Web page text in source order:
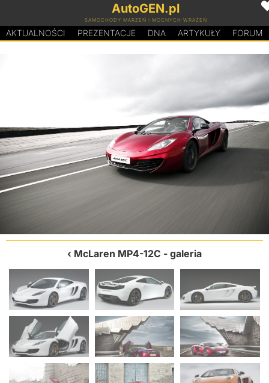
AutoGEN.pl
SAMOCHODY MARZEŃ I MOCNYCH WRAŻEŃ
AKTUALNOŚCI PREZENTACJE DNA ARTYKUŁY FORUM
McLaren MP4-12C - galeria